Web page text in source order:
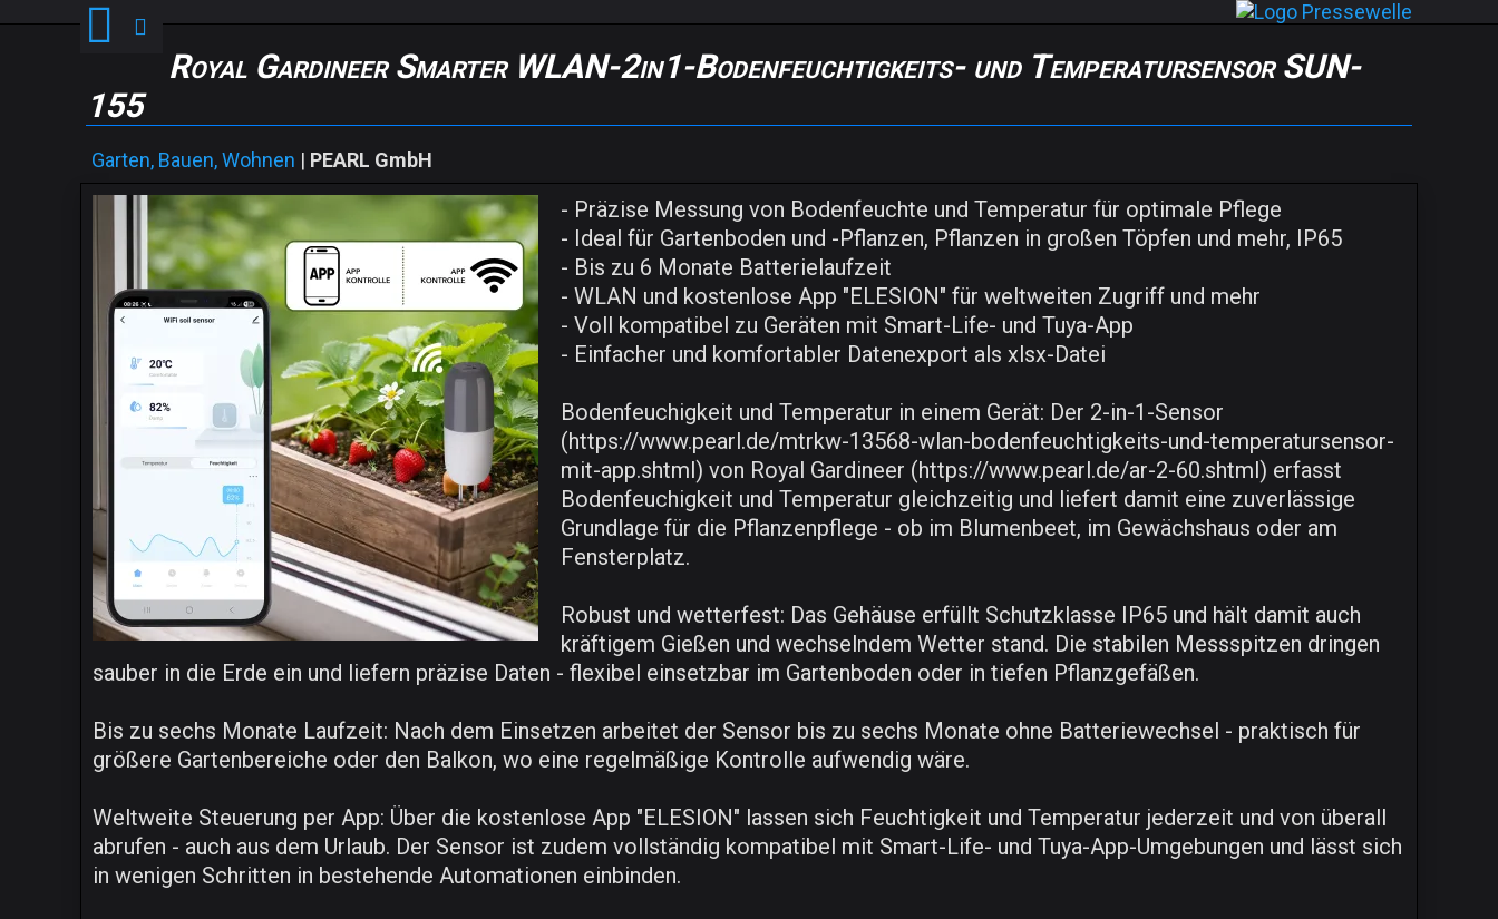
Royal Gardineer Smarter WLAN-2in1-Bodenfeuchtigkeits- und Temperatursensor SUN-
155
Garten, Bauen, Wohnen | PEARL GmbH
- Präzise Messung von Bodenfeuchte und Temperatur für optimale Pflege
- Ideal für Gartenboden und -Pflanzen, Pflanzen in großen Töpfen und mehr, IP65
- Bis zu 6 Monate Batterielaufzeit
- WLAN und kostenlose App "ELESION" für weltweiten Zugriff und mehr
- Voll kompatibel zu Geräten mit Smart-Life- und Tuya-App
- Einfacher und komfortabler Datenexport als xlsx-Datei
Bodenfeuchigkeit und Temperatur in einem Gerät: Der 2-in-1-Sensor
(https://www.pearl.de/mtrkw-13568-wlan-bodenfeuchtigkeits-und-temperatursensor-
mit-app.shtml) von Royal Gardineer (https://www.pearl.de/ar-2-60.shtml) erfasst
Bodenfeuchigkeit und Temperatur gleichzeitig und liefert damit eine zuverlässige
Grundlage für die Pflanzenpflege - ob im Blumenbeet, im Gewächshaus oder am
Fensterplatz.
Robust und wetterfest: Das Gehäuse erfüllt Schutzklasse IP65 und hält damit auch
kräftigem Gießen und wechselndem Wetter stand. Die stabilen Messspitzen dringen
sauber in die Erde ein und liefern präzise Daten - flexibel einsetzbar im Gartenboden oder in tiefen Pflanzgefäßen.
Bis zu sechs Monate Laufzeit: Nach dem Einsetzen arbeitet der Sensor bis zu sechs Monate ohne Batteriewechsel - praktisch für
größere Gartenbereiche oder den Balkon, wo eine regelmäßige Kontrolle aufwendig wäre.
Weltweite Steuerung per App: Über die kostenlose App "ELESION" lassen sich Feuchtigkeit und Temperatur jederzeit und von überall
abrufen - auch aus dem Urlaub. Der Sensor ist zudem vollständig kompatibel mit Smart-Life- und Tuya-App-Umgebungen und lässt sich
in wenigen Schritten in bestehende Automationen einbinden.